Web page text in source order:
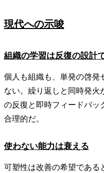
現代への示唆
組織の学習は反復の設計
個人も組織も、単発の啓発
ない。繰り返しと同時発火
の反復と即時フィードバッ
合理的だ。
使わない能力は衰える
可塑性は改善の希望である